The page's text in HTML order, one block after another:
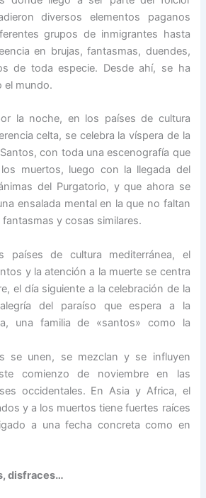
diversos elementos paganos
grupos de inmigrantes hasta
en brujas, fantasmas, duendes,
de toda especie. Desde ahí, se ha
el mundo.
la noche, en los países de cultura
celta, se celebra la víspera de la
con toda una escenografía que
muertos, luego con la llegada del
del Purgatorio, y que ahora se
ensalada mental en la que no faltan
y cosas similares.
países de cultura mediterránea, el
y la atención a la muerte se centra
el día siguiente a la celebración de la
del paraíso que espera a la
una familia de «santos» como la
se unen, se mezclan y se influyen
comienzo de noviembre en las
occidentales. En Asia y Africa, el
y a los muertos tiene fuertes raíces
a una fecha concreta como en
disfraces…